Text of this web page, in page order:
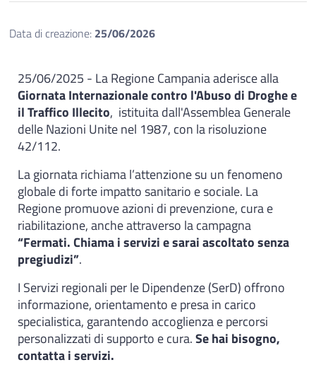
Data di creazione: 25/06/2026
25/06/2025 - La Regione Campania aderisce alla
Giornata Internazionale contro l'Abuso di Droghe e
il Traffico Illecito, istituita dall'Assemblea Generale
delle Nazioni Unite nel 1987, con la risoluzione
42/112.
La giornata richiama l’attenzione su un fenomeno
globale di forte impatto sanitario e sociale. La
Regione promuove azioni di prevenzione, cura e
riabilitazione, anche attraverso la campagna
“Fermati. Chiama i servizi e sarai ascoltato senza
pregiudizi”.
I Servizi regionali per le Dipendenze (SerD) offrono
informazione, orientamento e presa in carico
specialistica, garantendo accoglienza e percorsi
personalizzati di supporto e cura.Se hai bisogno,
contatta i servizi.